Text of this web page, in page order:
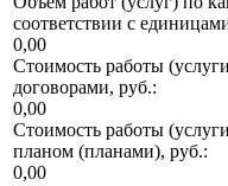
соответствии с
0,00
Стоимость работы
договорами, руб.:
0,00
Стоимость работы
планом (планами), руб.:
0,00